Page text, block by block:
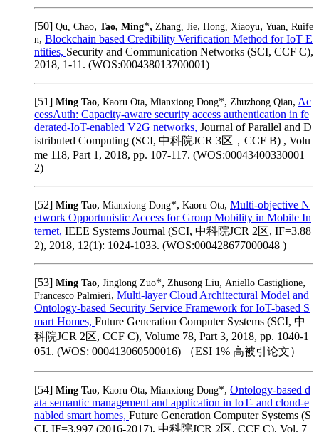
[50] Qu, Chao, Tao, Ming*, Zhang, Jie, Hong, Xiaoyu, Yuan, Ruife
n, Blockchain based Credibility Verification Method for IoT E
ntities, Security and Communication Networks (SCI, CCF C),
2018, 1-11. (WOS:000438013700001)
[51] Ming Tao, Kaoru Ota, Mianxiong Dong*, Zhuzhong Qian, Ac
cessAuth: Capacity-aware security access authentication in fe
derated-IoT-enabled V2G networks, Journal of Parallel and D
istributed Computing (SCI, 中科院JCR 3区，CCF B) , Volu
me 118, Part 1, 2018, pp. 107-117. (WOS:00043400330001
2)
[52] Ming Tao, Mianxiong Dong*, Kaoru Ota, Multi-objective N
etwork Opportunistic Access for Group Mobility in Mobile In
ternet, IEEE Systems Journal (SCI, 中科院JCR 2区, IF=3.88
2), 2018, 12(1): 1024-1033. (WOS:000428677000048 )
[53] Ming Tao, Jinglong Zuo*, Zhusong Liu, Aniello Castiglione,
Francesco Palmieri, Multi-layer Cloud Architectural Model and
Ontology-based Security Service Framework for IoT-based S
mart Homes, Future Generation Computer Systems (SCI, 中
科院JCR 2区, CCF C), Volume 78, Part 3, 2018, pp. 1040-1
051. (WOS: 000413060500016) （ESI 1% 高被引论文）
[54] Ming Tao, Kaoru Ota, Mianxiong Dong*, Ontology-based d
ata semantic management and application in IoT- and cloud-e
nabled smart homes, Future Generation Computer Systems (S
CI, IF=3.997 (2016-2017), 中科院JCR 2区, CCF C), Vol. 7